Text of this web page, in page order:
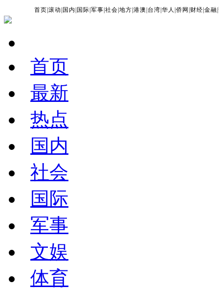
首页 |滚动 国内 国际 |军事 |社会 |地方 |港澳 台湾 |华人 |侨网 财经 |金融 |
首页
最新
热点
国内
社会
国际
军事
文娱
体育